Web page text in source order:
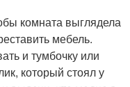
комната выглядела
мебель.
и тумбочку или
который стоял у